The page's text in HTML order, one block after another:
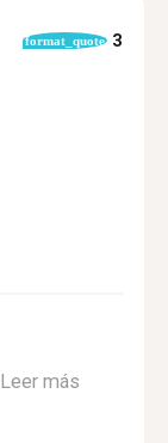
format_quote 3
Leer más